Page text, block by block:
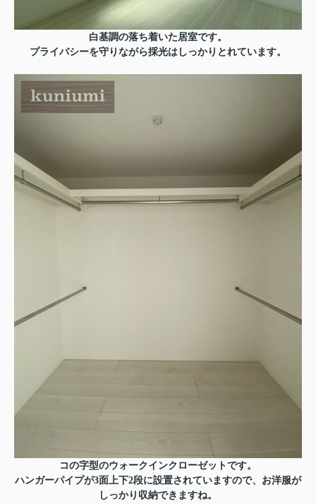
白基調の落ち着いた居室です。
プライバシーを守りながら採光はしっかりとれています。
コの字型のウォークインクローゼットです。
ハンガーパイプが3面上下2段に設置されていますので、お洋服が
しっかり収納できますね。